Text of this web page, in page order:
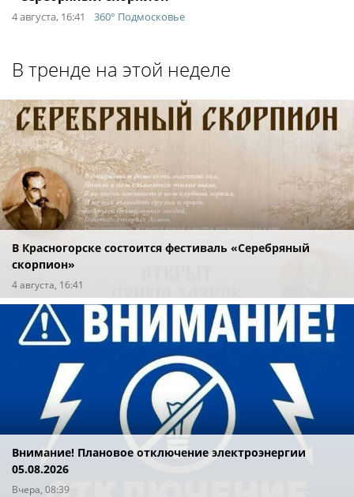
4 августа, 16:41 360° Подмосковье
В тренде на этой неделе
В Красногорске состоится фестиваль «Серебряный
скорпион»
4 августа, 16:41
Внимание! Плановое отключение электроэнергии
05.08.2026
Вчера, 08:39